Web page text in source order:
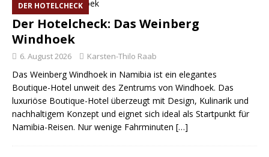
DER HOTELCHECK
Der Hotelcheck: Das Weinberg
Windhoek
6. August 2026 Karsten-Thilo Raab
Das Weinberg Windhoek in Namibia ist ein elegantes
Boutique-Hotel unweit des Zentrums von Windhoek. Das
luxuriöse Boutique-Hotel überzeugt mit Design, Kulinarik und
nachhaltigem Konzept und eignet sich ideal als Startpunkt für
Namibia-Reisen. Nur wenige Fahrminuten […]